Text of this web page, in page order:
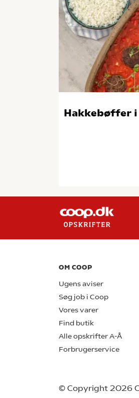
Hakkebøffer i
OM COOP
Ugens aviser
Søg job i Coop
Vores varer
Find butik
Alle opskrifter A-Å
Forbrugerservice
© Copyright 2026